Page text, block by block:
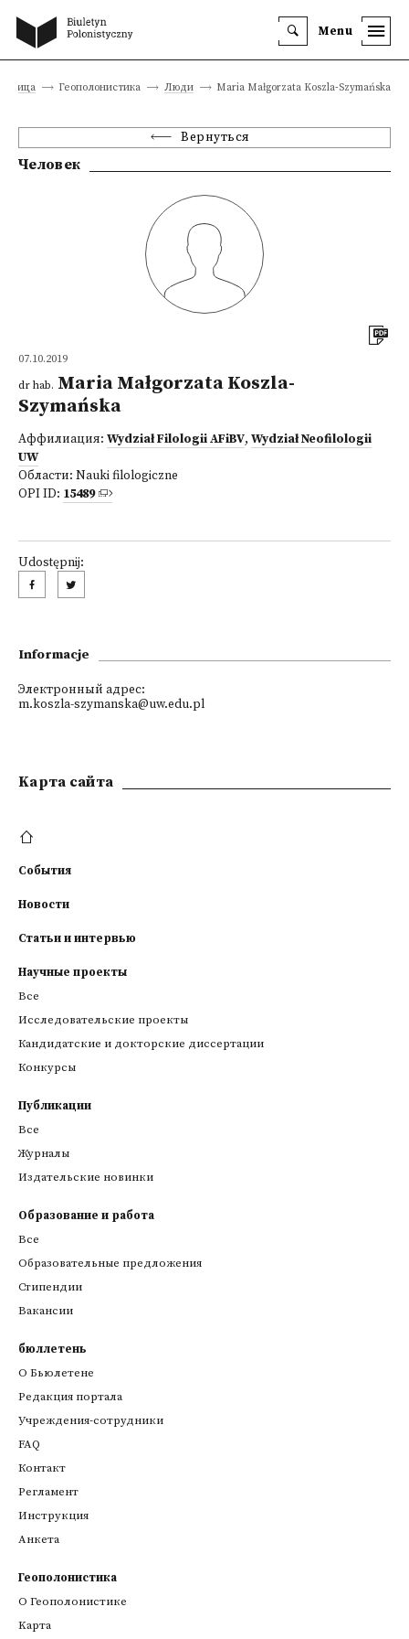
Menu
Геополонистика Люди Maria Małgorzata Koszla-Szymańska
Вернуться
Человек
07.10.2019
dr hab. Maria Małgorzata Koszla-
Szymańska
Аффилиация: Wydział Filologii AFiBV, Wydział Neofilologii
UW
Области: Nauki filologiczne
OPI ID: 15489
Udostępnij:
Informacje
Электронный адрес:
m.koszla-szymanska@uw.edu.pl
Kарта сайта
События
Новости
Статьи и интервью
Научные проекты
Все
Исследовательские проекты
Кандидатские и докторские диссертации
Конкурсы
Публикации
Все
Журналы
Издательские новинки
Образование и работа
Все
Образовательные предложения
Стипендии
Вакансии
бюллетень
О Бьюлетене
Редакция портала
Учреждения-сотрудники
FAQ
Контакт
Регламент
Инструкция
Анкета
Геополонистика
О Геополонистике
Kарта